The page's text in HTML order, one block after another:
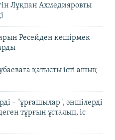
Лұқпан Ахмедияровты
Ресейден көшірмек
қатысты істі ашық
– "ұрғашылар", әншілерді
тұрғын ұсталып, іс